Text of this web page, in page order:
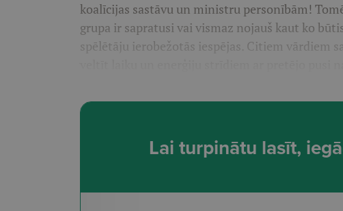
koalīcijas sastāvu un ministru personībām!
grupa ir sapratusi vai vismaz nojauš kaut ko
spēlētāju ierobežotās iespējas. Citiem vārdiem
Lai turpinātu lasīt,